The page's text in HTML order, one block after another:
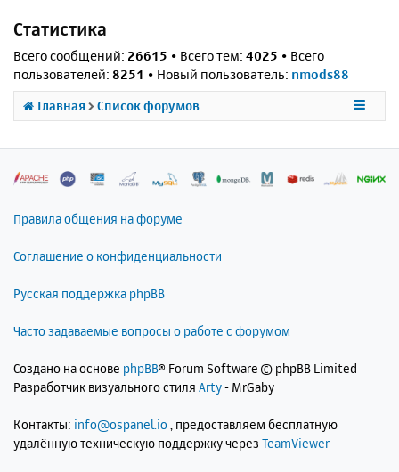
Статистика
Всего сообщений: 26615 • Всего тем: 4025 • Всего
пользователей: 8251 • Новый пользователь: nmods88
Главная Список форумов
Правила общения на форуме
Соглашение о конфиденциальности
Русская поддержка phpBB
Часто задаваемые вопросы о работе с форумом
Создано на основе phpBB® Forum Software © phpBB Limited
Разработчик визуального стиля Arty- MrGaby
Контакты: info@ospanel.io , предоставляем бесплатную
удалённую техническую поддержку через TeamViewer